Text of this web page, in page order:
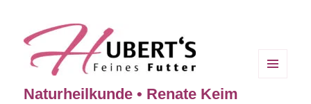
Naturheilkunde • Renate Keim